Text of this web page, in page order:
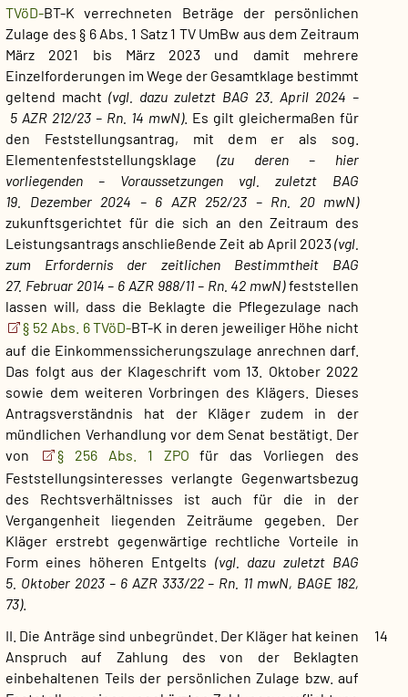
TVöD-BT-K verrechneten Beträge der persönlichen
Zulage des § 6 Abs. 1 Satz 1 TV UmBw aus dem Zeitraum
März 2021 bis März 2023 und damit mehrere
Einzelforderungen im Wege der Gesamtklage bestimmt
geltend macht (vgl. dazu zuletzt BAG 23. April 2024 –
5 AZR 212/23 – Rn. 14 mwN). Es gilt gleichermaßen für
den Feststellungsantrag, mit dem er als sog.
Elementenfeststellungsklage
(zu deren – hier
vorliegenden – Voraussetzungen vgl. zuletzt BAG
19. Dezember 2024 – 6 AZR 252/23 – Rn. 20 mwN)
zukunftsgerichtet für die sich an den Zeitraum des
Leistungsantrags anschließende Zeit ab April 2023(vgl.
zum Erfordernis der zeitlichen Bestimmtheit BAG
27. Februar 2014 – 6 AZR 988/11 – Rn. 42 mwN)feststellen
lassen will, dass die Beklagte die Pflegezulage nach
§ 52 Abs. 6 TVöD-BT-K in deren jeweiliger Höhe nicht
auf die Einkommenssicherungszulage anrechnen darf.
Das folgt aus der Klageschrift vom 13. Oktober 2022
sowie dem weiteren Vorbringen des Klägers. Dieses
Antragsverständnis hat der Kläger zudem in der
mündlichen Verhandlung vor dem Senat bestätigt. Der
von
§ 256 Abs. 1 ZPOfür das Vorliegen des
Feststellungsinteresses verlangte Gegenwartsbezug
des Rechtsverhältnisses ist auch für die in der
Vergangenheit liegenden Zeiträume gegeben. Der
Kläger erstrebt gegenwärtige rechtliche Vorteile in
Form eines höheren Entgelts (vgl. dazu zuletzt BAG
5. Oktober 2023 – 6 AZR 333/22 – Rn. 11 mwN, BAGE 182,
73).
14
II. Die Anträge sind unbegründet. Der Kläger hat keinen
Anspruch auf Zahlung des von der Beklagten
einbehaltenen Teils der persönlichen Zulage bzw. auf